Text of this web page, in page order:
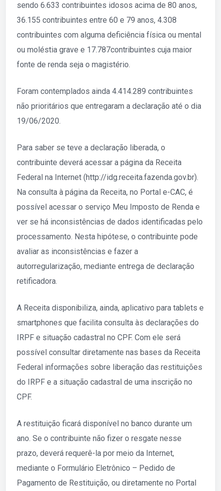
sendo 6.633 contribuintes idosos acima de 80 anos,
36.155 contribuintes entre 60 e 79 anos, 4.308
contribuintes com alguma deficiência física ou mental
ou moléstia grave e 17.787contribuintes cuja maior
fonte de renda seja o magistério.
Foram contemplados ainda 4.414.289 contribuintes
não prioritários que entregaram a declaração até o dia
19/06/2020.
Para saber se teve a declaração liberada, o
contribuinte deverá acessar a página da Receita
Federal na Internet (http://idg.receita.fazenda.gov.br).
Na consulta à página da Receita, no Portal e-CAC, é
possível acessar o serviço Meu Imposto de Renda e
ver se há inconsistências de dados identificadas pelo
processamento. Nesta hipótese, o contribuinte pode
avaliar as inconsistências e fazer a
autorregularização, mediante entrega de declaração
retificadora.
A Receita disponibiliza, ainda, aplicativo para tablets e
smartphones que facilita consulta às declarações do
IRPF e situação cadastral no CPF. Com ele será
possível consultar diretamente nas bases da Receita
Federal informações sobre liberação das restituições
do IRPF e a situação cadastral de uma inscrição no
CPF.
A restituição ficará disponível no banco durante um
ano. Se o contribuinte não fizer o resgate nesse
prazo, deverá requerê-la por meio da Internet,
mediante o Formulário Eletrônico – Pedido de
Pagamento de Restituição, ou diretamente no Portal